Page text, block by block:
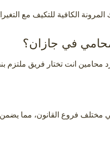
المرونة الكافية للتكيف مع
في جازان؟
محامين انت تختار فريق ملتزم
مختلف فروع القانون، مما